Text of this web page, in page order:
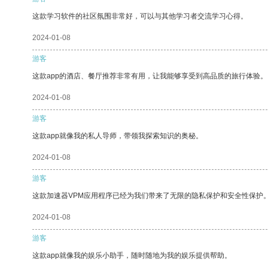
这款学习软件的社区氛围非常好，可以与其他学习者交流学习心得。
2024-01-08
游客
这款app的酒店、餐厅推荐非常有用，让我能够享受到高品质的旅行体验。
2024-01-08
游客
这款app就像我的私人导师，带领我探索知识的奥秘。
2024-01-08
游客
这款加速器VPM应用程序已经为我们带来了无限的隐私保护和安全性保护
2024-01-08
游客
这款app就像我的娱乐小助手，随时随地为我的娱乐提供帮助。